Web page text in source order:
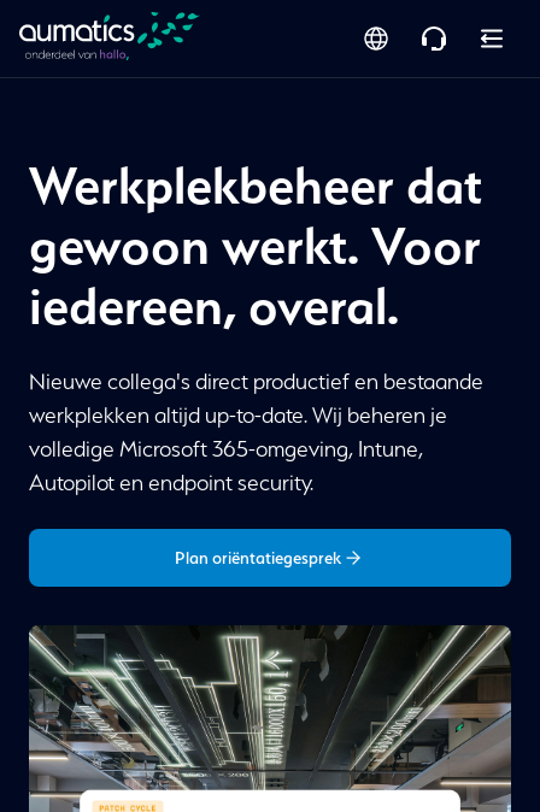
Werkplekbeheer dat
gewoon werkt. Voor
iedereen, overal.
Nieuwe collega's direct productief en bestaande
werkplekken altijd up-to-date. Wij beheren je
volledige Microsoft 365-omgeving, Intune,
Autopilot en endpoint security.
Plan oriëntatiegesprek